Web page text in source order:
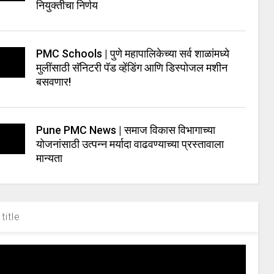
नियुक्तीचा निर्णय
PMC Schools | पुणे महापालिकेच्या सर्व शाळांमध्ये
मुलींसाठी सॅनिटरी पॅड व्हेंडिंग आणि डिस्पोजल मशीन
बसवणार!
Pune PMC News | समाज विकास विभागाच्या
योजनांसाठी उत्पन्न मर्यादा वाढवण्याच्या प्रस्तावाला
मान्यता